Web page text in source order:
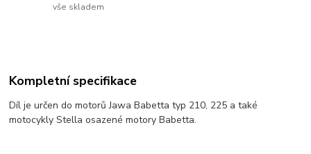
vše skladem
Kompletní specifikace
Díl je určen do motorů Jawa Babetta typ 210, 225 a také
motocykly Stella osazené motory Babetta.